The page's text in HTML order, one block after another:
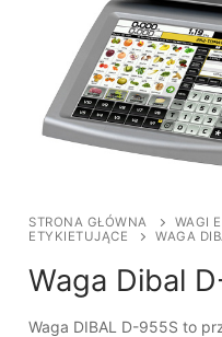
STRONA GŁÓWNA WAGI
ETYKIETUJĄCE
WAGA
Waga Dibal
Waga DIBAL D-955S to